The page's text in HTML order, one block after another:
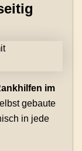
im
gebaute
in jede